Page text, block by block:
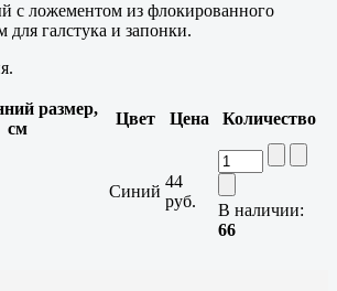
с ложементом из флокированного
галстука и запонки.
размер,
см
Цвет Цена Количество
Синий
44
руб.
В наличии:
66